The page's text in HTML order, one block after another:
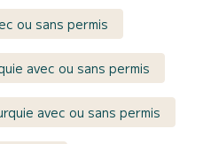
ou sans permis
avec ou sans permis
avec ou sans permis